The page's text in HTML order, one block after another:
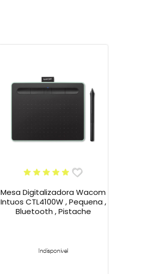
Mesa Digitalizadora Wacom
Intuos CTL4100W , Pequena ,
Bluetooth , Pistache
Indisponível